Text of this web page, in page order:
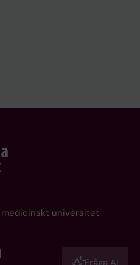
universitet
Fråga AI